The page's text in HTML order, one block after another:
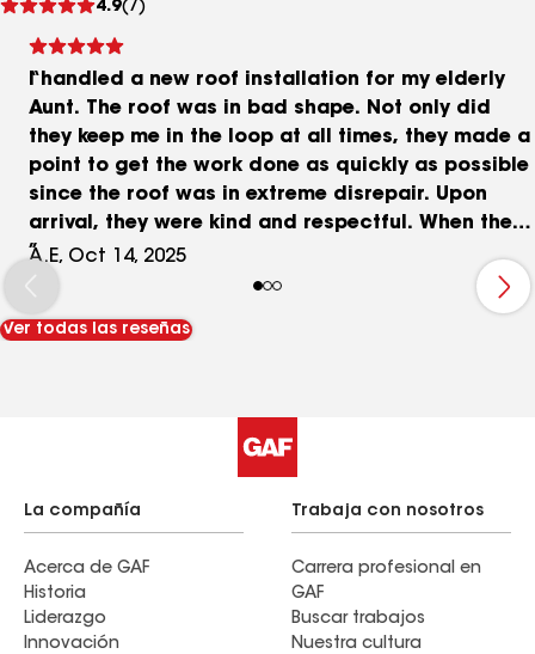
4.9(7)
comentarios
I handled a new roof installation for my elderly
Aunt. The roof was in bad shape. Not only did
they keep me in the loop at all times, they made a
point to get the work done as quickly as possible
since the roof was in extreme disrepair. Upon
arrival, they were kind and respectful. When they
left, there wasn't an once of mess. Highly
A.E, Oct 14, 2025
Ver todas las reseñas
La compañía
Acerca de GAF
Historia
Liderazgo
Innovación
Trabaja con nosotros
Carrera profesional en
GAF
Buscar trabajos
Nuestra cultura